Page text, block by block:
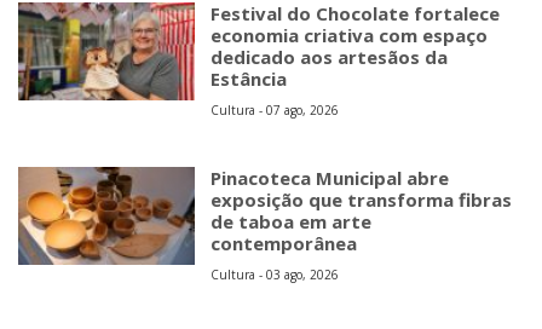
Festival do Chocolate fortalece
economia criativa com espaço
dedicado aos artesãos da
Estância
Cultura - 07 ago, 2026
Pinacoteca Municipal abre
exposição que transforma fibras
de taboa em arte
contemporânea
Cultura - 03 ago, 2026